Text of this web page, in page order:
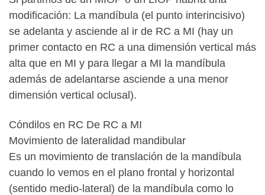
modificación: La mandíbula (el punto interincisivo)
se adelanta y asciende al ir de RC a MI (hay un
primer contacto en RC a una dimensión vertical más
alta que en MI y para llegar a MI la mandíbula
además de adelantarse asciende a una menor
dimensión vertical oclusal).
Cóndilos en RC De RC a MI
Movimiento de lateralidad mandibular
Es un movimiento de translación de la mandíbula
cuando lo vemos en el plano frontal y horizontal
(sentido medio-lateral) de la mandíbula como lo